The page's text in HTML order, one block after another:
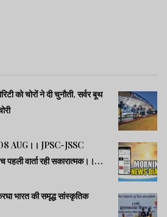
को चोरों ने दी चुनौती, सर्वर बूथ
AUG।। JPSC-JSSC
वार्ता रही सकारात्मक।।
पुलिस फिसड्डी।।संसद में
समेत कई खबरें व वीडियो.
भारत की समृद्ध सांस्कृतिक